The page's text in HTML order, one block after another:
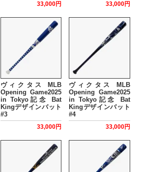
33,000円 33,000円
ヴィクタス MLB
Opening Game2025
in Tokyo記念 Bat
Kingデザインバット
#3
33,000円
ヴィクタス MLB
Opening Game2025
in Tokyo記念 Bat
Kingデザインバット
#4
33,000円